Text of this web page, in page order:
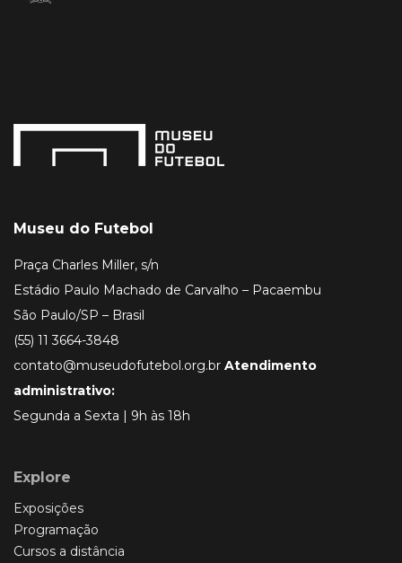
Museu do Futebol
Praça Charles Miller, s/n
Estádio Paulo Machado de Carvalho – Pacaembu
São Paulo/SP – Brasil
(55) 11 3664-3848
contato@museudofutebol.org.br Atendimento
administrativo:
Segunda a Sexta | 9h às 18h
Explore
Exposições
Programação
Cursos a distância